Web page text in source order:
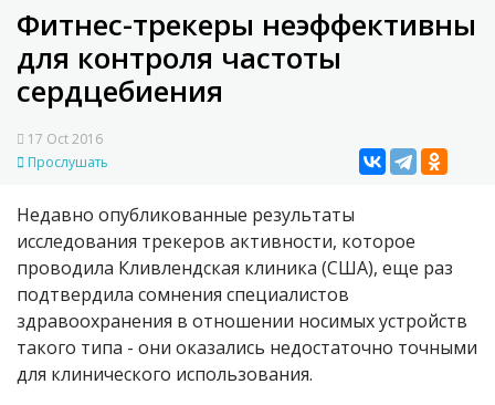
Фитнес-трекеры неэффективны
для контроля частоты
сердцебиения
17 Oct 2016
Прослушать
Недавно опубликованные результаты
исследования трекеров активности, которое
проводила Кливлендская клиника (США), еще раз
подтвердила сомнения специалистов
здравоохранения в отношении носимых устройств
такого типа - они оказались недостаточно точными
для клинического использования.